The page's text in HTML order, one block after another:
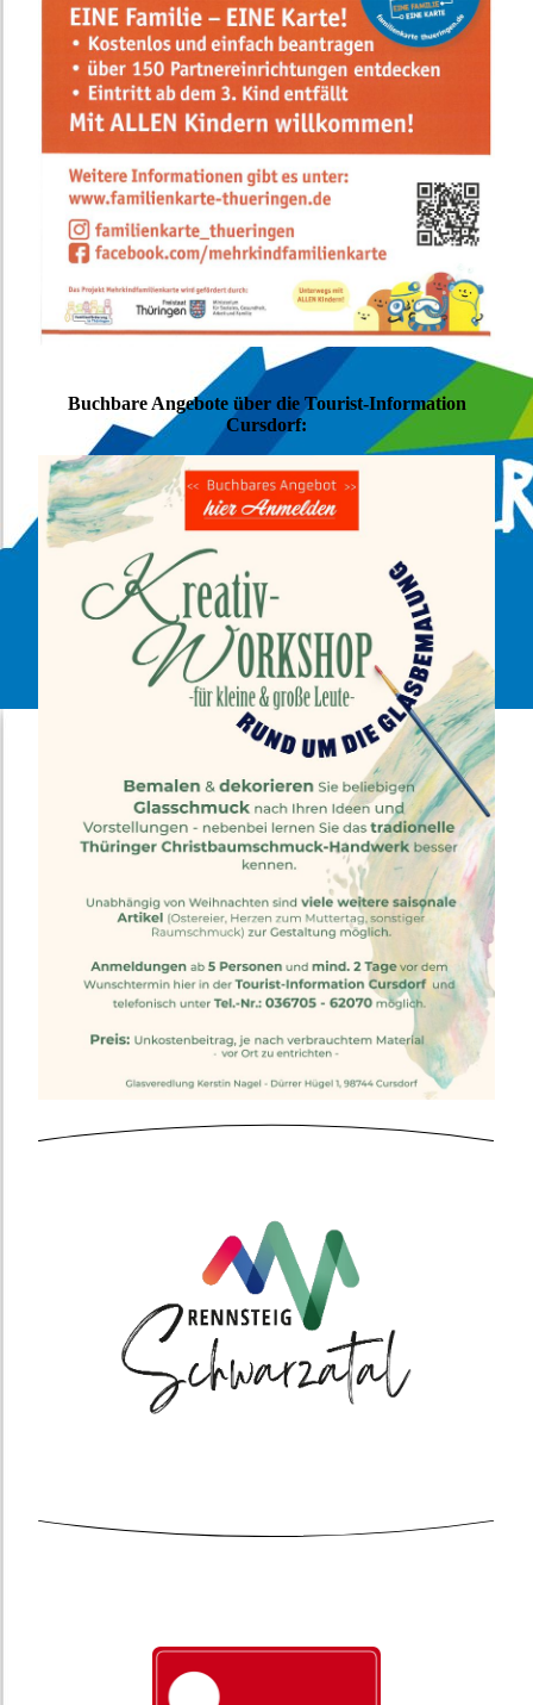
Buchbare Angebote über die Tourist-Information
Cursdorf: